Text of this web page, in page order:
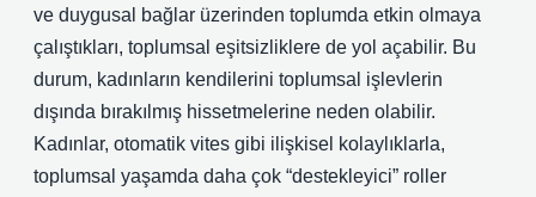
ve duygusal bağlar üzerinden toplumda etkin olmaya
çalıştıkları, toplumsal eşitsizliklere de yol açabilir. Bu
durum, kadınların kendilerini toplumsal işlevlerin
dışında bırakılmış hissetmelerine neden olabilir.
Kadınlar, otomatik vites gibi ilişkisel kolaylıklarla,
toplumsal yaşamda daha çok “destekleyici” roller